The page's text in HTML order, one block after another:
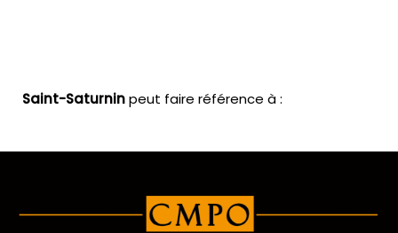
Saint-Saturninpeut faire référence à :